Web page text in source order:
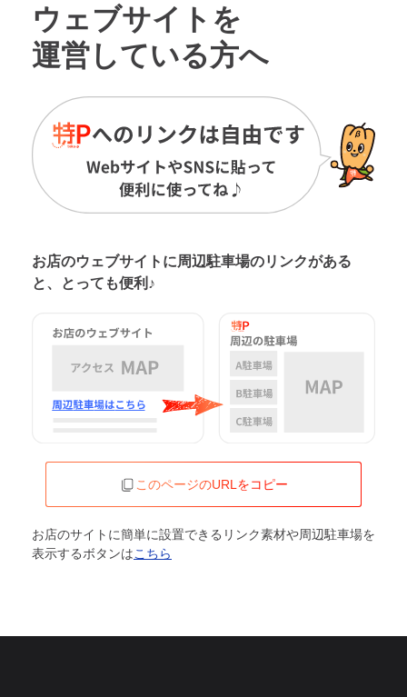
ウェブサイトを
運営している方へ
お店のウェブサイトに周辺駐車場のリンクがある
と、とっても便利♪
このページのURLをコピー
お店のサイトに簡単に設置できるリンク素材や周辺駐車場を
表示するボタンはこちら